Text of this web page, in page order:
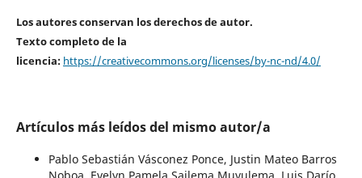
Los autores conservan los derechos de autor.
Texto completo de la
licencia: https://creativecommons.org/licenses/by-nc-nd/4.0/
Artículos más leídos del mismo autor/a
Pablo Sebastián Vásconez Ponce, Justin Mateo Barros
Noboa, Evelyn Pamela Sailema Muyulema, Luis Darío